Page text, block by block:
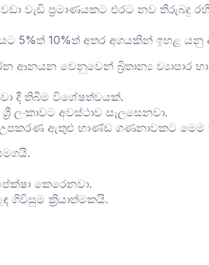
වැඩි ප්‍රමාණයකට එරට නව තීරුබදු
5%ත් 10%ත් අතර අගයකින් ඉහළ
ආනයන වෙනුවෙන් බ්‍රිතාන්‍ය ව්‍යාපාර
දී තිබීම විශේෂත්වයක්.
අවස්ථාව සැලසෙනවා.
ඇතුළු භාණ්ඩ ගණනාවකට මෙම
කෙරෙනවා.
ගිවිසුම ක්‍රියාත්මකයි.